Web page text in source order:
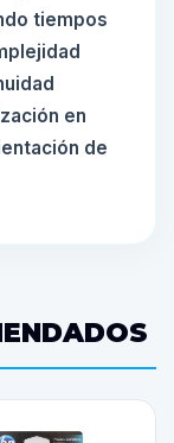
tiempos
en
de